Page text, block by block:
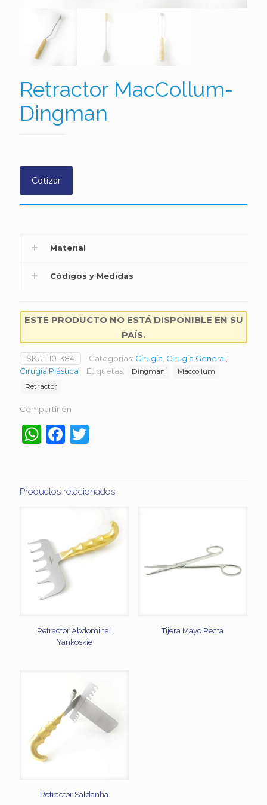
Retractor MacCollum-
Dingman
Cotizar
Material
Códigos y Medidas
ESTE PRODUCTO NO ESTÁ DISPONIBLE EN SU
PAÍS.
SKU: 110-384 Categorías: Cirugía Cirugía General
Cirugía Plástica
Etiquetas: Dingman
Maccollum
Retractor
Compartir en
WhatsApp
Facebook
Productos relacionados
Retractor Abdominal
Yankoskie
Tijera Mayo Recta
Retractor Saldanha